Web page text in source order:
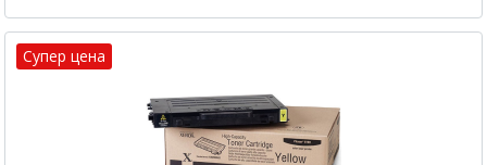
Супер цена